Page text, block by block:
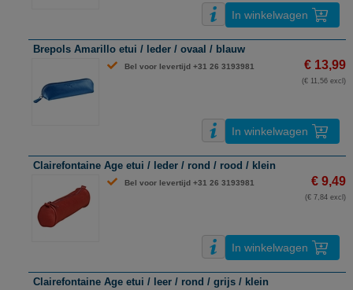
In winkelwagen
Brepols Amarillo etui / leder / ovaal / blauw
Bel voor levertijd +31 26 3193981 € 13,99
(€ 11,56 excl)
In winkelwagen
Clairefontaine Age etui / leder / rond / rood / klein
Bel voor levertijd +31 26 3193981 € 9,49
(€ 7,84 excl)
In winkelwagen
Clairefontaine Age etui / leer / rond / grijs / klein